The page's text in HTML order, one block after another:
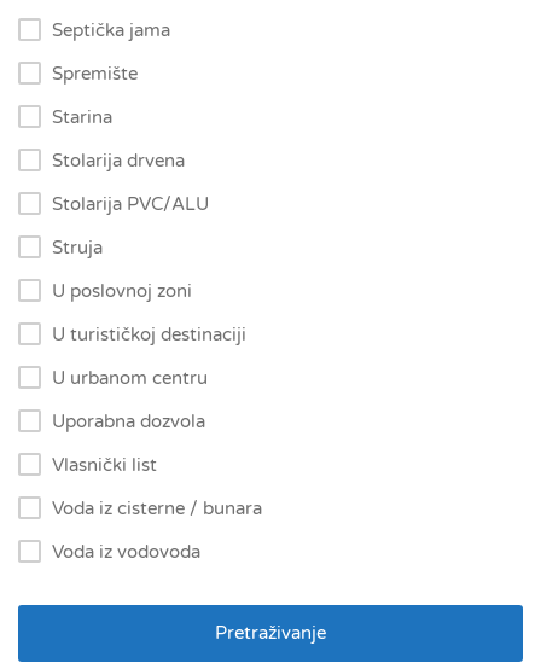
Septička jama
Spremište
Starina
Stolarija drvena
Stolarija PVC/ALU
Struja
U poslovnoj zoni
U turističkoj destinaciji
U urbanom centru
Uporabna dozvola
Vlasnički list
Voda iz cisterne / bunara
Voda iz vodovoda
Pretraživanje